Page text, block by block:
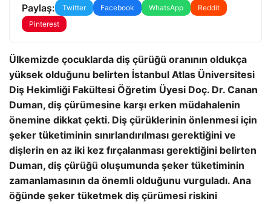
Paylaş: Twitter Facebook WhatsApp
Reddit
Pinterest
Ülkemizde çocuklarda diş çürüğü oranının oldukça
yüksek olduğunu belirten İstanbul Atlas Üniversitesi
Diş Hekimliği Fakültesi Öğretim Üyesi Doç. Dr. Canan
Duman, diş çürümesine karşı erken müdahalenin
önemine dikkat çekti. Diş çürüklerinin önlenmesi için
şeker tüketiminin sınırlandırılması gerektiğini ve
dişlerin en az iki kez fırçalanması gerektiğini belirten
Duman, diş çürüğü oluşumunda şeker tüketiminin
zamanlamasının da önemli olduğunu vurguladı. Ana
öğünde şeker tüketmek diş çürümesi riskini